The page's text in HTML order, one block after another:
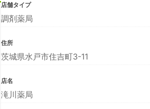
店舗タイプ
調剤薬局
住所
茨城県水戸市住吉町3-11
店名
滝川薬局